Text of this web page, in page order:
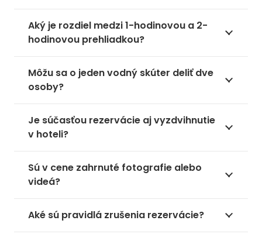
Aký je rozdiel medzi 1-hodinovou a 2-
hodinovou prehliadkou?
Môžu sa o jeden vodný skúter deliť dve
osoby?
Je súčasťou rezervácie aj vyzdvihnutie
v hoteli?
Sú v cene zahrnuté fotografie alebo
videá?
Aké sú pravidlá zrušenia rezervácie?